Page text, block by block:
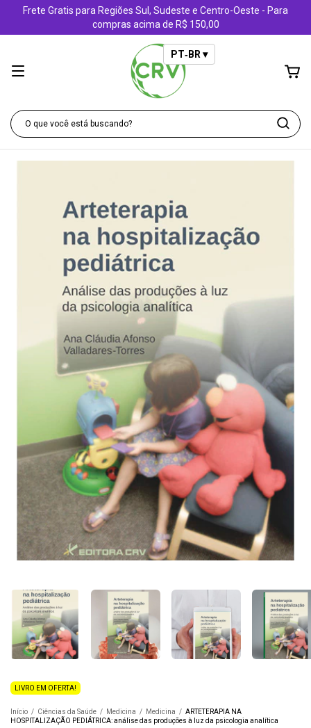
Frete Gratis para Regiões Sul, Sudeste e Centro-Oeste - Para
compras acima de R$ 150,00
PT‑BR ▾
LIVRO EM OFERTA!
Início / Ciências da Saúde / Medicina / Medicina / ARTETERAPIA NA
HOSPITALIZAÇÃO PEDIÁTRICA: análise das produções à luz da psicologia analítica